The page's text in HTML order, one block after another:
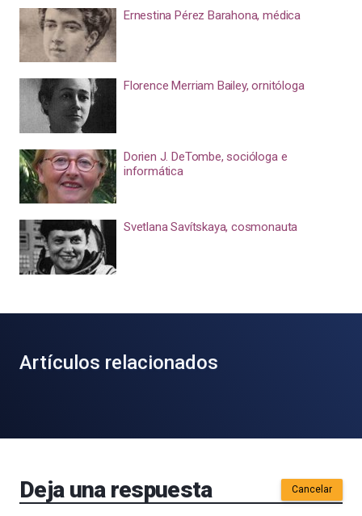
Ernestina Pérez Barahona, médica
Florence Merriam Bailey, ornitóloga
Dorien J. DeTombe, socióloga e
informática
Svetlana Savítskaya, cosmonauta
Artículos relacionados
Deja una respuesta Cancelar